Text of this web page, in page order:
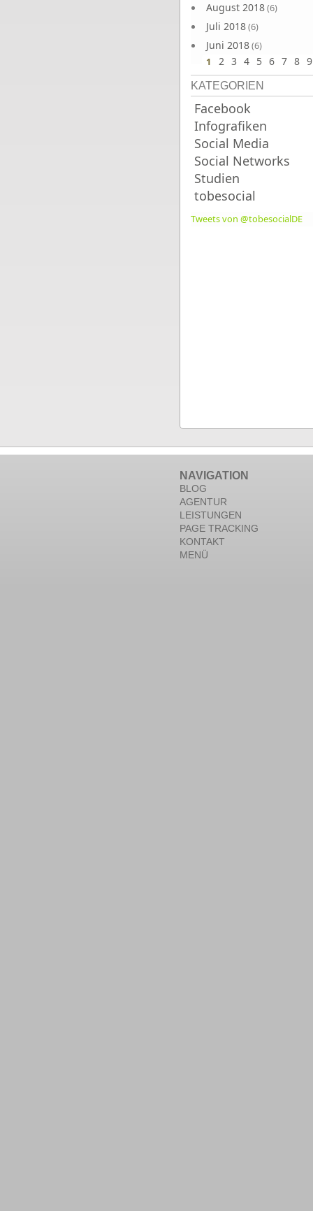
August 2018(6)
Juli 2018(6)
Juni 2018(6)
1 2 3 4 5 6 7 8 9
KATEGORIEN
Facebook
Infografiken
Social Media
Social Networks
Studien
tobesocial
Tweets von @tobesocialDE
NAVIGATION
BLOG
AGENTUR
LEISTUNGEN
PAGE TRACKING
KONTAKT
MENÜ